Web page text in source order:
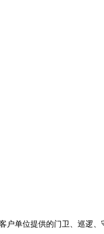
单位提供的门卫、巡逻